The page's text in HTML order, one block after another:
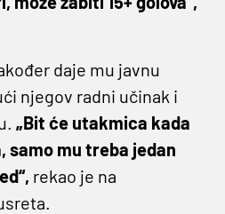
daje mu javnu
njegov radni učinak i
„Bit će utakmica kada
samo mu treba jedan
rekao je na